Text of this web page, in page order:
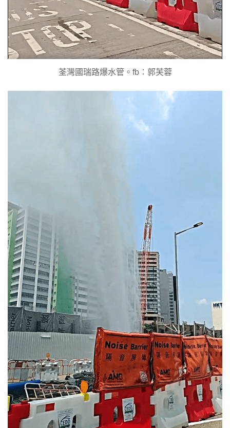
荃灣國瑞路爆水管。fb：郭芙蓉